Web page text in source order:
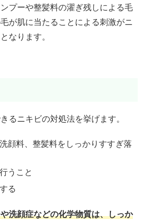
プーや整髪料の濯ぎ残しによる毛
が肌に当たることによる刺激がニ
なります。
るニキビの対処法を挙げます。
顔料、整髪料をしっかりすすぎ落
うこと
る
洗顔症などの化学物質は、しっか